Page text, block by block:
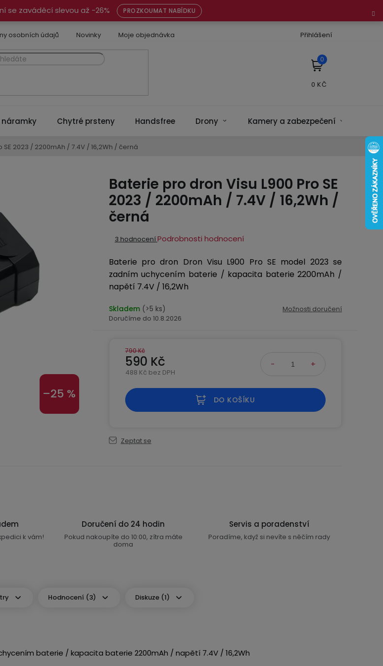
se zaváděcí slevou až -26% PROZKOUMAT NABÍDKU
osobních údajů Novinky Moje objednávka Přihlášení
NÁKUPNÍ
KOŠÍK
náramky Chytré prsteny Handsfree Drony Kamery a zabezpečení
2023 / 2200mAh / 7.4V / 16,2Wh / černá
Baterie pro dron Visu L900 Pro SE
2023 / 2200mAh / 7.4V / 16,2Wh /
černá
Průměrné
produktu
je
5,0
5
hvězdiček.
3 hodnoceníPodrobnosti hodnocení
Baterie pro dron Dron Visu L900 Pro SE model 2023 se
zadním uchycením baterie / kapacita baterie 2200mAh /
napětí 7.4V / 16,2Wh
Skladem (>5 ks)
10.8.2026
Možnosti doručení
790 Kč
590 Kč
488 Kč bez DPH
DO KOŠÍKU
Zeptat se
–25 %
k vám!
Doručení do 24 hodin
Pokud nakoupíte do 10:00, zítra máte
doma
Servis a poradenství
Poradíme, když si nevíte s něčím rady
Hodnocení (3) Diskuze (1)
baterie / kapacita baterie 2200mAh / napětí 7.4V / 16,2Wh